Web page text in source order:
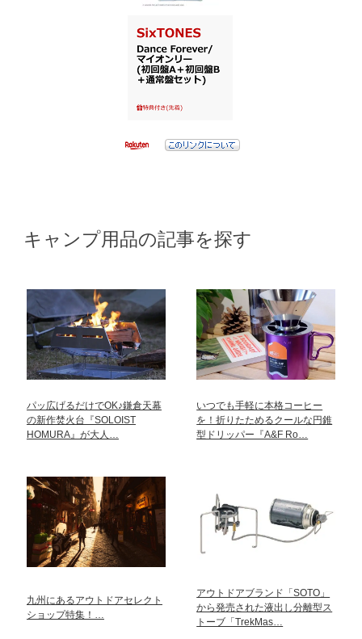
キャンプ用品の記事を探す
パッ広げるだけでOK♪鎌倉天幕
の新作焚火台『SOLOIST
HOMURA』が大人…
いつでも手軽に本格コーヒー
を！折りたためるクールな円錐
型ドリッパー『A&F Ro…
九州にあるアウトドアセレクト
ショップ特集！…
アウトドアブランド「SOTO」
から発売された液出し分離型ス
トーブ「TrekMas…